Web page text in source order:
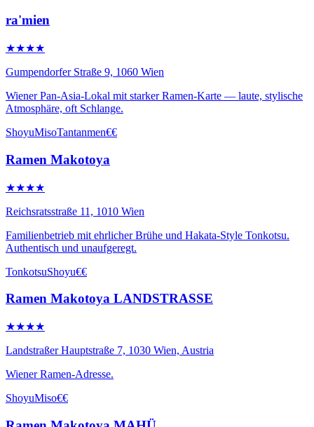
ra'mien
★★★★
Gumpendorfer Straße 9, 1060 Wien
Wiener Pan-Asia-Lokal mit starker Ramen-Karte — laute, stylische
Atmosphäre, oft Schlange.
ShoyuMisoTantanmen€€
Ramen Makotoya
★★★★
Reichsratsstraße 11, 1010 Wien
Familienbetrieb mit ehrlicher Brühe und Hakata-Style Tonkotsu.
Authentisch und unaufgeregt.
TonkotsuShoyu€€
Ramen Makotoya LANDSTRASSE
★★★★
Landstraßer Hauptstraße 7, 1030 Wien, Austria
Wiener Ramen-Adresse.
ShoyuMiso€€